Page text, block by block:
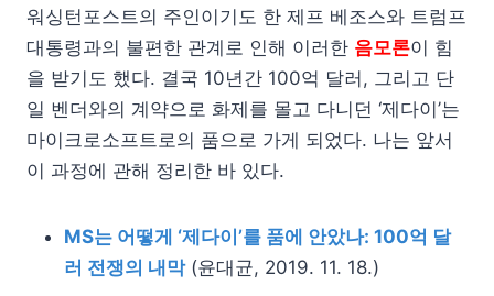
워싱턴포스트의 주인이기도 한 제프 베조스와 트럼프
대통령과의 불편한 관계로 인해 이러한 음모론이 힘
을 받기도 했다. 결국 10년간 100억 달러, 그리고 단
일 벤더와의 계약으로 화제를 몰고 다니던 ‘제다이’는
마이크로소프트로의 품으로 가게 되었다. 나는 앞서
이 과정에 관해 정리한 바 있다.
MS는 어떻게 ‘제다이’를 품에 안았나: 100억 달
러 전쟁의 내막(윤대균, 2019. 11. 18.)